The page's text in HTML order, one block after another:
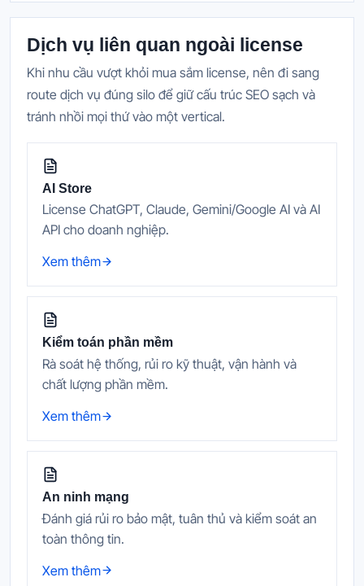
Dịch vụ liên quan ngoài license
Khi nhu cầu vượt khỏi mua sắm license, nên đi sang
route dịch vụ đúng silo để giữ cấu trúc SEO sạch và
tránh nhồi mọi thứ vào một vertical.
AI Store
License ChatGPT, Claude, Gemini/Google AI và AI
API cho doanh nghiệp.
Xem thêm
Kiểm toán phần mềm
Rà soát hệ thống, rủi ro kỹ thuật, vận hành và
chất lượng phần mềm.
Xem thêm
An ninh mạng
Đánh giá rủi ro bảo mật, tuân thủ và kiểm soát an
toàn thông tin.
Xem thêm